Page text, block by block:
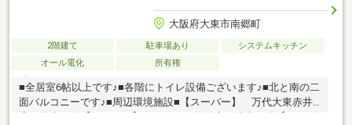
大阪府大東市南郷町
2階建て 駐車場あり
システムキッチン
オール電化
所有権
■全居室6帖以上です♪■各階にトイレ設備ございます♪■北と南の二
面バルコニーです♪■周辺環境施設■【スーパー】 万代大東赤井